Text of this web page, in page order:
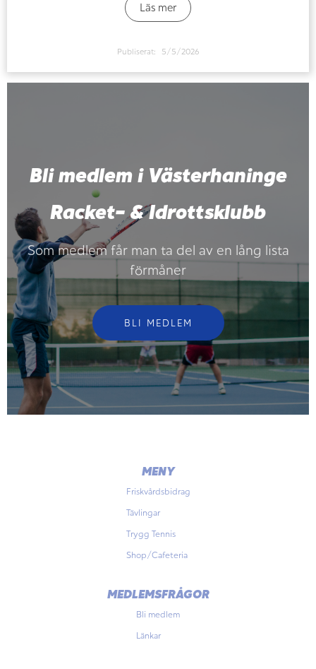
Läs mer
Publiserat: 5/5/2026
Bli medlem i Västerhaninge
Racket- & Idrottsklubb
Som medlem får man ta del av en lång lista
förmåner
BLI MEDLEM
MENY
Friskvårdsbidrag
Tävlingar
Trygg Tennis
Shop/Cafeteria
MEDLEMSFRÅGOR
Bli medlem
Länkar